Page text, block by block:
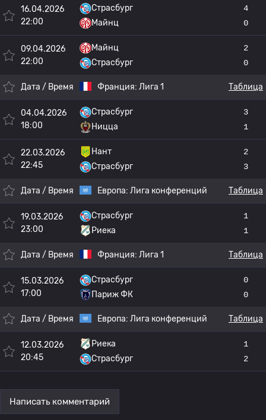
16.04.2026
22:00
Страсбург
Майнц
4
0
09.04.2026
22:00
Майнц
Страсбург
2
0
Дата / Время Франция: Лига 1 Таблица
04.04.2026
18:00
Страсбург
Ницца
3
1
22.03.2026
22:45
Нант
Страсбург
2
3
Дата / Время Европа: Лига конференций Таблица
19.03.2026
23:00
Страсбург
Риека
1
1
Дата / Время Франция: Лига 1 Таблица
15.03.2026
17:00
Страсбург
Париж ФК
0
0
Дата / Время Европа: Лига конференций Таблица
12.03.2026
20:45
Риека
Страсбург
1
2
Написать комментарий